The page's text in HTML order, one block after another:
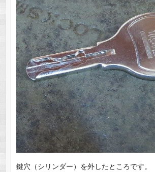
鍵穴（シリンダー）を外したところです。